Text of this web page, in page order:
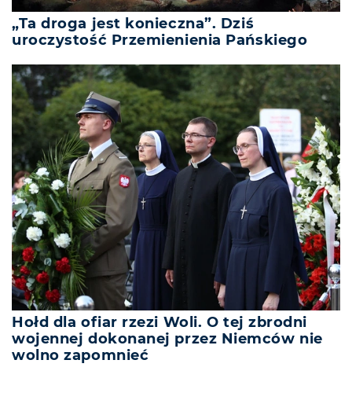
„Ta droga jest konieczna”. Dziś
uroczystość Przemienienia Pańskiego
Hołd dla ofiar rzezi Woli. O tej zbrodni
wojennej dokonanej przez Niemców nie
wolno zapomnieć